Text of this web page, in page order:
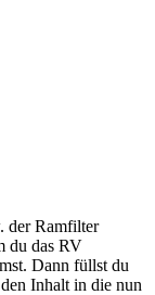
der Ramfilter
du das RV
Dann füllst du
Inhalt in die nun